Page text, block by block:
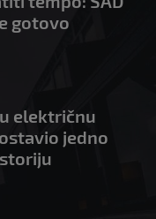
gotovo
električnu
jedno